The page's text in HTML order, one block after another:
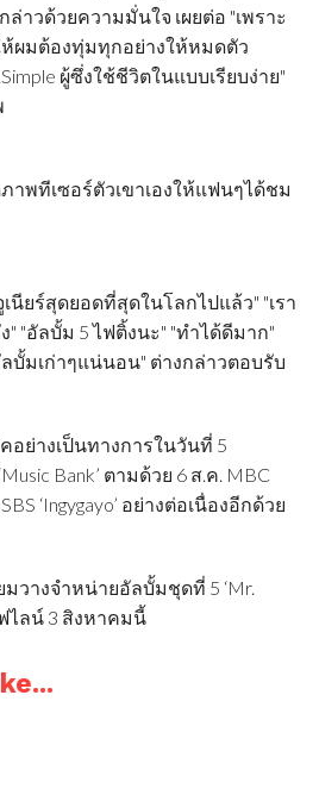
าวด้วยความมั่นใจ เผยต่อ "เพราะ
ผมต้องทุ่มทุกอย่างให้หมดตัว
ผู้ซึ่งใช้ชีวิตในแบบเรียบง่าย"
พทีเซอร์ตัวเขาเองให้แฟนๆได้ชม
นียร์สุดยอดที่สุดในโลกไปแล้ว" "เรา
"อัลบั้ม 5 ไฟติ้งนะ" "ทำได้ดีมาก"
บั้มเก่าๆแน่นอน" ต่างกล่าวตอบรับ
อย่างเป็นทางการในวันที่ 5
Bank’ ตามด้วย 6 ส.ค. MBC
‘Ingygayo’ อย่างต่อเนื่องอีกด้วย
มวางจำหน่ายอัลบั้มชุดที่ 5 ‘Mr.
ไลน์ 3 สิงหาคมนี้